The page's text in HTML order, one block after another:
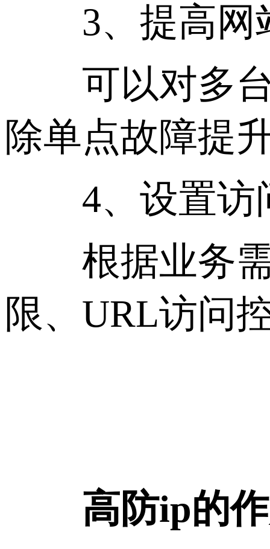
3、提高网
可以对多台
除单点故障提
4、设置访
根据业务需
限、URL访问
高防ip的